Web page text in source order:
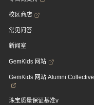
校区商店
常见问答
新闻室
GemKids 网站
GemKids 网站 Alumni Collective
珠宝质量保证基准v